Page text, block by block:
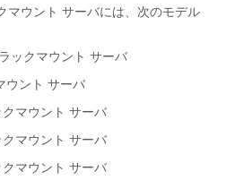
マウント サーバには、次のモデル
ラックマウント サーバ
ウント サーバ
マウント サーバ
マウント サーバ
マウント サーバ